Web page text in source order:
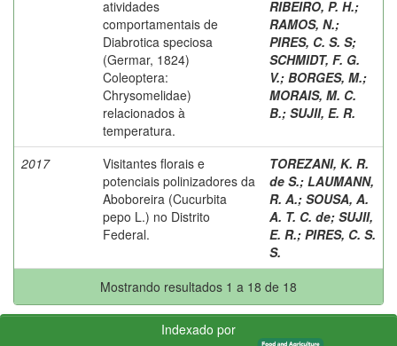
atividades
comportamentais de
Diabrotica speciosa
(Germar, 1824)
Coleoptera:
Chrysomelidae)
relacionados à
temperatura.
RIBEIRO, P. H.;
RAMOS, N.;
PIRES, C. S. S;
SCHMIDT, F. G.
V.; BORGES, M.;
MORAIS, M. C.
B.; SUJII, E. R.
2017
Visitantes florais e
potenciais polinizadores da
Aboboreira (Cucurbita
pepo L.) no Distrito
Federal.
TOREZANI, K. R.
de S.; LAUMANN,
R. A.; SOUSA, A.
A. T. C. de; SUJII,
E. R.; PIRES, C. S.
S.
Mostrando resultados 1 a 18 de 18
Indexado por